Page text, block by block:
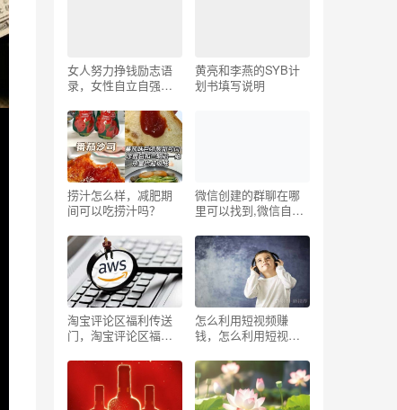
女人努力挣钱励志语
录，女性自立自强格
黄亮和李燕的SYB计
划书填写说明
捞汁怎么样，减肥期
间可以吃捞汁吗？
微信创建的群聊在哪
里可以找到,微信自己
淘宝评论区福利传送
门，淘宝评论区福利
怎么利用短视频赚
钱，怎么利用短视频
视频？